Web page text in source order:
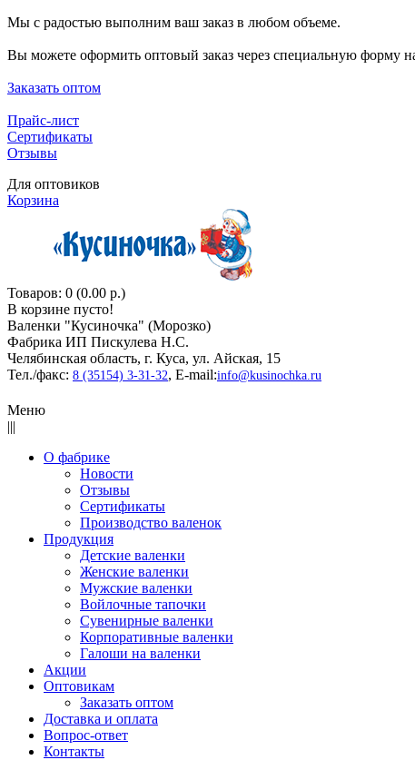
Мы с радостью выполним ваш заказ в любом объеме.
Вы можете оформить оптовый заказ через специальную форму
Заказать оптом
Прайс-лист
Сертификаты
Отзывы
Для оптовиков
Корзина
Товаров: 0 (0.00 р.)
В корзине пусто!
Валенки "Кусиночкa" (Морозко)
Фабрика ИП Пискулева Н.С.
Челябинская область, г. Куса, ул. Айская, 15
Тел./факс: 8 (35154) 3-31-32, E-mail:info@kusinochka.ru
Меню
|||
О фабрике
Новости
Отзывы
Сертификаты
Производство валенок
Продукция
Детские валенки
Женские валенки
Мужские валенки
Войлочные тапочки
Сувенирные валенки
Корпоративные валенки
Галоши на валенки
Акции
Оптовикам
Заказать оптом
Доставка и оплата
Вопрос-ответ
Контакты